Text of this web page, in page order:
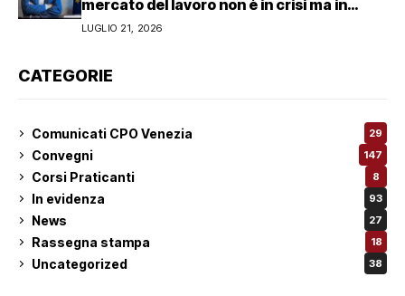
mercato del lavoro non è in crisi ma in
trasformazione, serve responsabilità
condivisa”
LUGLIO 21, 2026
CATEGORIE
Comunicati CPO Venezia 29
Convegni 147
Corsi Praticanti 8
In evidenza 93
News 27
Rassegna stampa 18
Uncategorized 38